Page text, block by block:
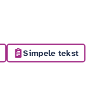
Simpele tekst